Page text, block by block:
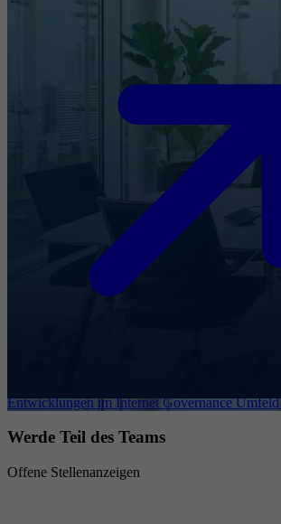
Entwicklungen im Internet Governance
Werde Teil des Teams
Offene Stellenanzeigen